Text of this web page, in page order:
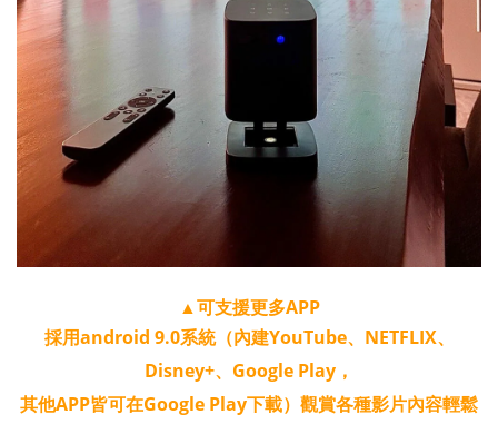
▲可支援更多APP
採用android 9.0系統（內建YouTube、NETFLIX、
Disney+、Google Play，
其他APP皆可在Google Play下載）觀賞各種影片內容輕鬆